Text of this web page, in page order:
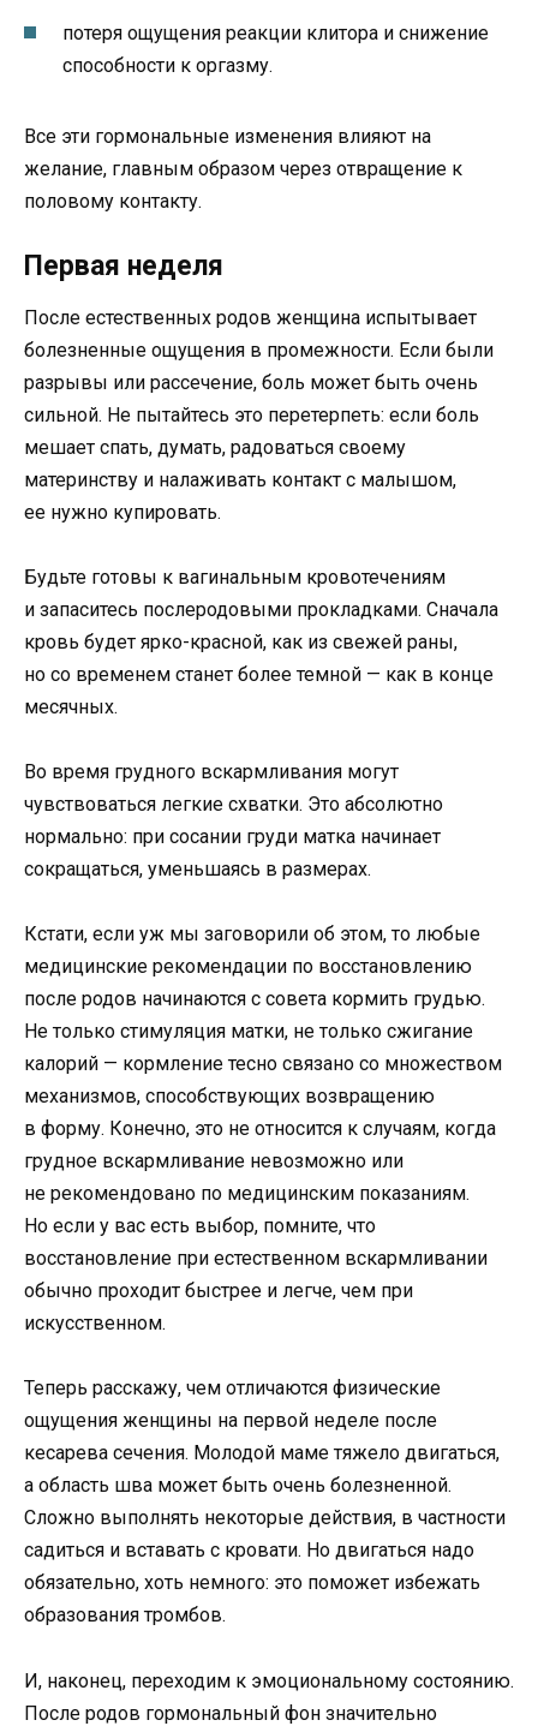
потеря ощущения реакции клитора и снижение
способности к оргазму.
Все эти гормональные изменения влияют на
желание, главным образом через отвращение к
половому контакту.
Первая неделя
После естественных родов женщина испытывает
болезненные ощущения в промежности. Если были
разрывы или рассечение, боль может быть очень
сильной. Не пытайтесь это перетерпеть: если боль
мешает спать, думать, радоваться своему
материнству и налаживать контакт с малышом,
ее нужно купировать.
Будьте готовы к вагинальным кровотечениям
и запаситесь послеродовыми прокладками. Сначала
кровь будет ярко-красной, как из свежей раны,
но со временем станет более темной — как в конце
месячных.
Во время грудного вскармливания могут
чувствоваться легкие схватки. Это абсолютно
нормально: при сосании груди матка начинает
сокращаться, уменьшаясь в размерах.
Кстати, если уж мы заговорили об этом, то любые
медицинские рекомендации по восстановлению
после родов начинаются с совета кормить грудью.
Не только стимуляция матки, не только сжигание
калорий — кормление тесно связано со множеством
механизмов, способствующих возвращению
в форму. Конечно, это не относится к случаям, когда
грудное вскармливание невозможно или
не рекомендовано по медицинским показаниям.
Но если у вас есть выбор, помните, что
восстановление при естественном вскармливании
обычно проходит быстрее и легче, чем при
искусственном.
Теперь расскажу, чем отличаются физические
ощущения женщины на первой неделе после
кесарева сечения. Молодой маме тяжело двигаться,
а область шва может быть очень болезненной.
Сложно выполнять некоторые действия, в частности
садиться и вставать с кровати. Но двигаться надо
обязательно, хоть немного: это поможет избежать
образования тромбов.
И, наконец, переходим к эмоциональному состоянию.
После родов гормональный фон значительно